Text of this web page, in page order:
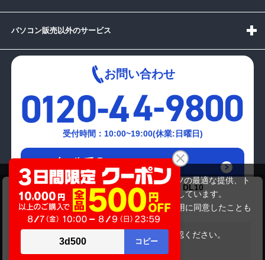
AverInformation AI自動追尾リモートカメラ DL10
商品価格 74,800円
在庫がありません
パソコン販売以外のサービス
お問い合わせ
受付時間：10:00~19:00(休業:日曜日)
メールでの
お問い合わせはこちら
当サイトでは利用体験の向上およびコンテンツの最適な提供、ト
ラフィックの分析を目的としてCookieを使用しています。
サイトの閲覧を継続された場合、Cookieの利用に同意したことも
のといたします。
をご確認ください。
承諾する